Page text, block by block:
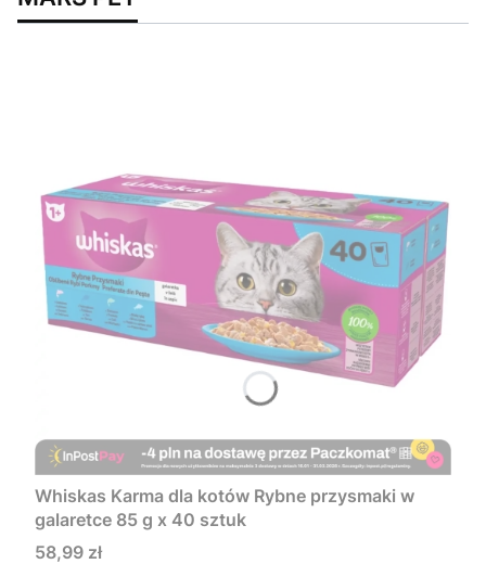
Whiskas Karma dla kotów Rybne przysmaki w
galaretce 85 g x 40 sztuk
Cena
58,99 zł